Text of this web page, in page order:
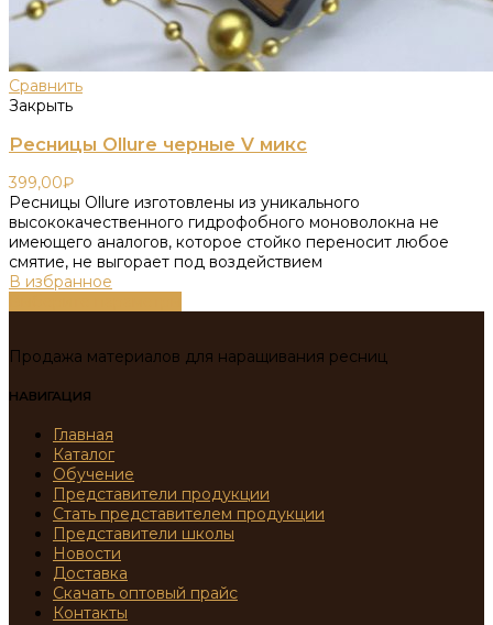
Сравнить
Закрыть
Ресницы Ollure черные V микс
399,00₽
Ресницы Ollure изготовлены из уникального
высококачественного гидрофобного моноволокна не
имеющего аналогов, которое стойко переносит любое
смятие, не выгорает под воздействием
В избранное
Продажа материалов для наращивания ресниц
НАВИГАЦИЯ
Главная
Каталог
Обучение
Представители продукции
Стать представителем продукции
Представители школы
Новости
Доставка
Скачать оптовый прайс
Контакты